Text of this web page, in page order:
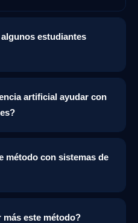
algunos estudiantes
artificial ayudar con
método con sistemas de
más este método?